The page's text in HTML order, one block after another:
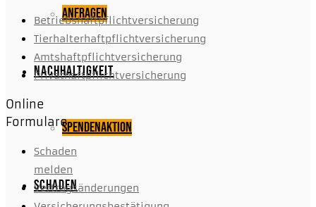
Anfragen
Nachhaltigkeit
Spendenaktion
Schaden
Betriebshaftpflichtversicherung
Tierhalterhaftpflichtversicherung
Amtshaftpflichtversicherung
Privathaftpflichtversicherung
Online
Formulare
Schaden
melden
Vertragsänderungen